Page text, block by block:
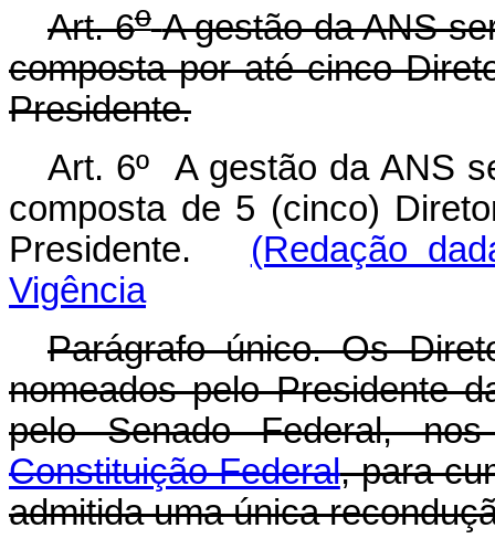
Art. 6o A gestão da ANS
composta por até cinco
Presidente.
Art. 6º A gestão da ANS
composta de 5 (cinco)
Presidente. (Redação
Vigência
Parágrafo único. Os
nomeados pelo Presidente
pelo Senado Federal,
Constituição Federal, para
admitida uma única